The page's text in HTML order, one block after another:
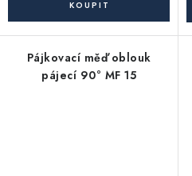
Pájkovací měď oblouk
pájecí 90° MF 15